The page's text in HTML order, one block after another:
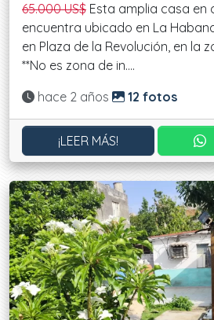
65.000 US$ Esta amplia casa en
encuentra ubicado en La
en Plaza de la Revolución, en la
**No es zona de in....
Actualizado:
hace 2 años 12 fotos
¡LEER MÁS!